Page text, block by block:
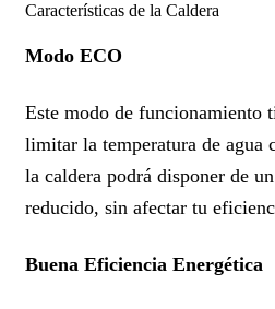
Características de la Caldera
Modo ECO
Este modo de funcionamiento
limitar la temperatura de agua
la caldera podrá disponer de
reducido, sin afectar tu
Buena Eficiencia Energética